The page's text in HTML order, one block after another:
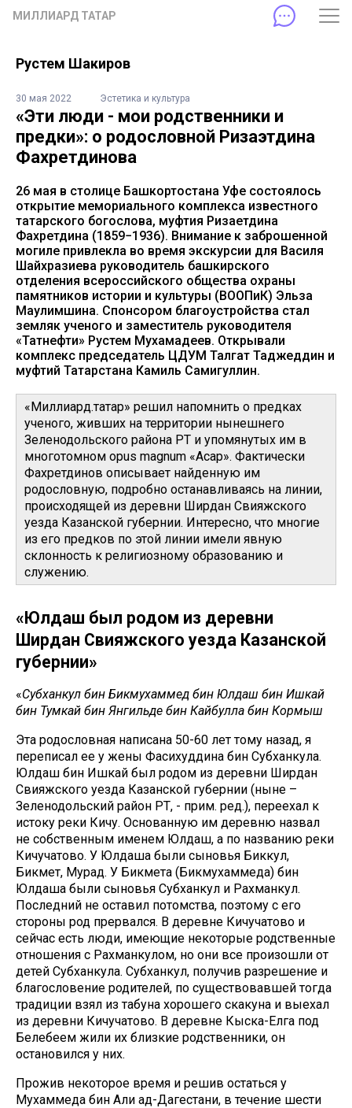
МИЛЛИАРД ТАТАР
Рустем Шакиров
30 мая 2022 Эстетика и культура
«Эти люди - мои родственники и
предки»: о родословной Ризаэтдина
Фахретдинова
26 мая в столице Башкортостана Уфе состоялось
открытие мемориального комплекса известного
татарского богослова, муфтия Ризаетдина
Фахретдина (1859−1936). Внимание к заброшенной
могиле привлекла во время экскурсии для Василя
Шайхразиева руководитель башкирского
отделения всероссийского общества охраны
памятников истории и культуры (ВООПиК) Эльза
Маулимшина. Спонсором благоустройства стал
земляк ученого и заместитель руководителя
«Татнефти» Рустем Мухамадеев. Открывали
комплекс председатель ЦДУМ Талгат Таджеддин и
муфтий Татарстана Камиль Самигуллин.
«Миллиард.татар» решил напомнить о предках
ученого, живших на территории нынешнего
Зеленодольского района РТ и упомянутых им в
многотомном opus magnum «Асар». Фактически
Фахретдинов описывает найденную им
родословную, подробно останавливаясь на линии,
происходящей из деревни Ширдан Свияжского
уезда Казанской губернии. Интересно, что многие
из его предков по этой линии имели явную
склонность к религиозному образованию и
служению.
«Юлдаш был родом из деревни
Ширдан Свияжского уезда Казанской
губернии»
«Субханкул бин Бикмухаммед бин Юлдаш бин Ишкай
бин Тумкай бин Янгильде бин Кайбулла бин Кормыш
Эта родословная написана 50-60 лет тому назад, я
переписал ее у жены Фасихуддина бин Субханкула.
Юлдаш бин Ишкай был родом из деревни Ширдан
Свияжского уезда Казанской губернии (ныне –
Зеленодольский район РТ, - прим. ред.), переехал к
истоку реки Кичу. Основанную им деревню назвал
не собственным именем Юлдаш, а по названию реки
Кичучатово. У Юлдаша были сыновья Биккул,
Бикмет, Мурад. У Бикмета (Бикмухаммеда) бин
Юлдаша были сыновья Субханкул и Рахманкул.
Последний не оставил потомства, поэтому с его
стороны род прервался. В деревне Кичучатово и
сейчас есть люди, имеющие некоторые родственные
отношения с Рахманкулом, но они все произошли от
детей Субханкула. Субханкул, получив разрешение и
благословение родителей, по существовавшей тогда
традиции взял из табуна хорошего скакуна и выехал
из деревни Кичучатово. В деревне Кыска-Елга под
Белебеем жили их близкие родственники, он
остановился у них.
Прожив некоторое время и решив остаться у
Мухаммеда бин Али ад-Дагестани, в течение шести